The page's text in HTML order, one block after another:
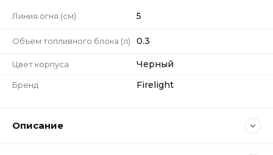
Линия огня (см) 5
Объем топливного блока (л) 0.3
Цвет корпуса Черный
Бренд Firelight
Описание